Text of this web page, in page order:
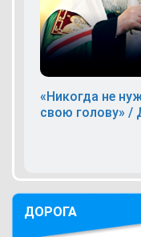
«Никогда не
свою голову» /
ДОРОГА